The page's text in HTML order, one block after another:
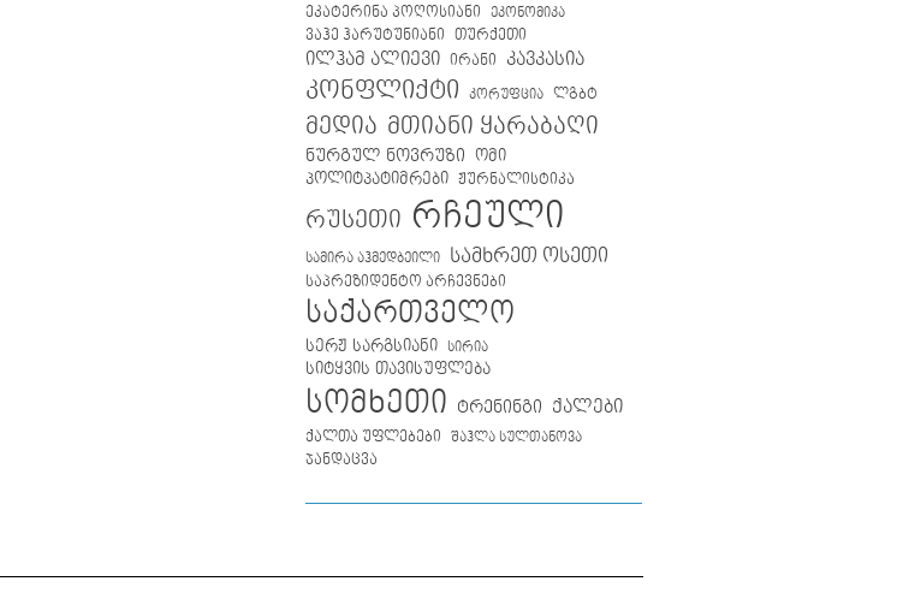
ეკატერინა პოღოსიანი
ეკონომიკა
ვაჰე ჰარუტუნიანი თურქეთი
ილჰამ ალიევი ირანი კავკასია
კონფლიქტი კორუფცია ლგბტ
მედია მთიანი ყარაბაღი
ნურგულ ნოვრუზი ომი
პოლიტპატიმრები ჟურნალისტიკა
რუსეთი რჩეული
სამირა აჰმედბეილი სამხრეთ ოსეთი
საპრეზიდენტო არჩევნები
საქართველო
სერჟ სარგსიანი სირია
სიტყვის თავისუფლება
სომხეთი ტრენინგი ქალები
ქალთა უფლებები შაჰლა სულთანოვა
ჯანდაცვა